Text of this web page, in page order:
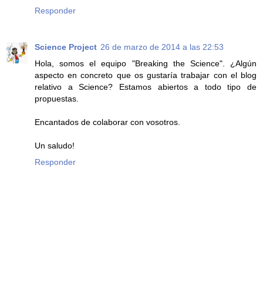
Responder
Science Project 26 de marzo de 2014 a las 22:53
Hola, somos el equipo "Breaking the Science". ¿Algún
aspecto en concreto que os gustaría trabajar con el blog
relativo a Science? Estamos abiertos a todo tipo de
propuestas.
Encantados de colaborar con vosotros.
Un saludo!
Responder